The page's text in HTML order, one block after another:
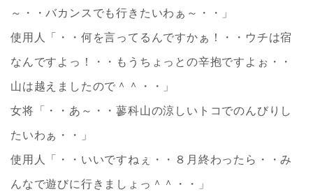
～・・バカンスでも行きたいわぁ～・・」
使用人「・・何を言ってるんですかぁ！・・ウチは宿
なんですよっ！・・もうちょっとの辛抱ですよぉ・・
山は越えましたので＾＾・・」
女将「・・あ～・・蓼科山の涼しいトコでのんびりし
たいわぁ・・」
使用人「・・いいですねぇ・・８月終わったら・・み
んなで遊びに行きましょっ＾＾・・」